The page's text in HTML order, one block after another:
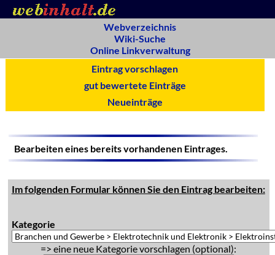
Webverzeichnis
Wiki-Suche
Online Linkverwaltung
Eintrag vorschlagen
gut bewertete Einträge
Neueinträge
Bearbeiten eines bereits vorhandenen Eintrages.
Im folgenden Formular können Sie den Eintrag bearbeiten:
Kategorie
=> eine neue Kategorie vorschlagen (optional):